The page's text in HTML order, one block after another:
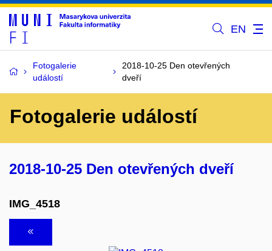
EN
Fotogalerie
událostí
2018-10-25 Den otevřených
dveří
Fotogalerie událostí
2018-10-25 Den otevřených dveří
IMG_4518